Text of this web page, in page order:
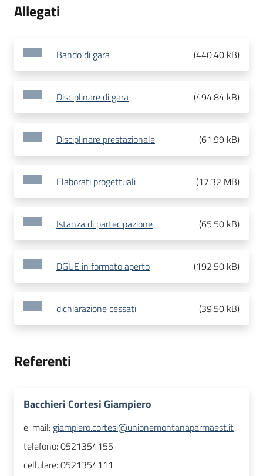
Allegati
Bando di gara (440.40 kB)
Disciplinare di gara (494.84 kB)
Disciplinare prestazionale (61.99 kB)
Elaborati progettuali (17.32 MB)
Istanza di partecipazione (65.50 kB)
DGUE in formato aperto (192.50 kB)
dichiarazione cessati (39.50 kB)
Referenti
Bacchieri Cortesi Giampiero
e-mail: giampiero.cortesi@unionemontanaparmaest.it
telefono:0521354155
cellulare:0521354111